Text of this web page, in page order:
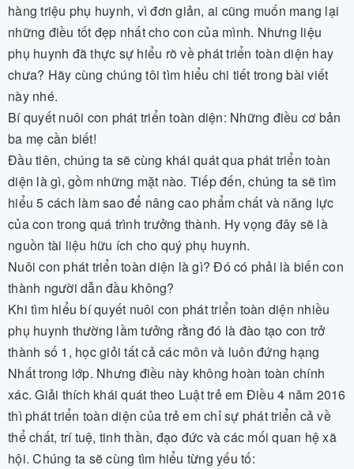
hàng triệu phụ huynh, vì đơn giản, ai cũng muốn mang lại
những điều tốt đẹp nhất cho con của mình. Nhưng liệu
phụ huynh đã thực sự hiểu rõ về phát triển toàn diện hay
chưa? Hãy cùng chúng tôi tìm hiểu chi tiết trong bài viết
này nhé.
Bí quyết nuôi con phát triển toàn diện: Những điều cơ bản
ba mẹ cần biết!
Đầu tiên, chúng ta sẽ cùng khái quát qua phát triển toàn
diện là gì, gồm những mặt nào. Tiếp đến, chúng ta sẽ tìm
hiểu 5 cách làm sao để nâng cao phẩm chất và năng lực
của con trong quá trình trưởng thành. Hy vọng đây sẽ là
nguồn tài liệu hữu ích cho quý phụ huynh.
Nuôi con phát triển toàn diện là gì? Đó có phải là biến con
thành người dẫn đầu không?
Khi tìm hiểu bí quyết nuôi con phát triển toàn diện nhiều
phụ huynh thường lầm tưởng rằng đó là đào tạo con trở
thành số 1, học giỏi tất cả các môn và luôn đứng hạng
Nhất trong lớp. Nhưng điều này không hoàn toàn chính
xác. Giải thích khái quát theo Luật trẻ em Điều 4 năm 2016
thì phát triển toàn diện của trẻ em chỉ sự phát triển cả về
thể chất, trí tuệ, tinh thần, đạo đức và các mối quan hệ xã
hội. Chúng ta sẽ cùng tìm hiểu từng yếu tố: